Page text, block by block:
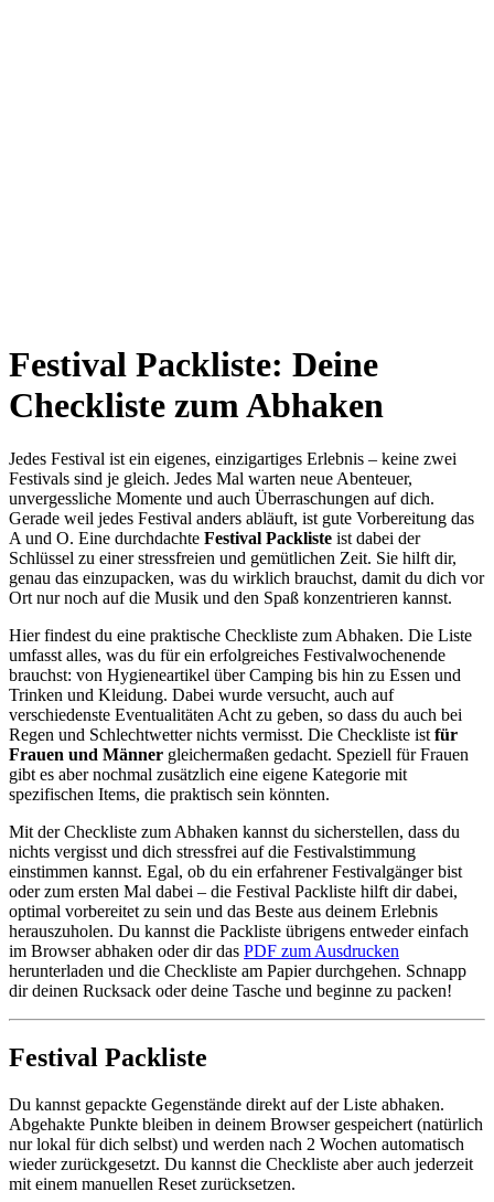
Festival Packliste: Deine
Checkliste zum Abhaken
Jedes Festival ist ein eigenes, einzigartiges Erlebnis – keine zwei
Festivals sind je gleich. Jedes Mal warten neue Abenteuer,
unvergessliche Momente und auch Überraschungen auf dich.
Gerade weil jedes Festival anders abläuft, ist gute Vorbereitung das
A und O. Eine durchdachte Festival Packliste ist dabei der
Schlüssel zu einer stressfreien und gemütlichen Zeit. Sie hilft dir,
genau das einzupacken, was du wirklich brauchst, damit du dich vor
Ort nur noch auf die Musik und den Spaß konzentrieren kannst.
Hier findest du eine praktische Checkliste zum Abhaken. Die Liste
umfasst alles, was du für ein erfolgreiches Festivalwochenende
brauchst: von Hygieneartikel über Camping bis hin zu Essen und
Trinken und Kleidung. Dabei wurde versucht, auch auf
verschiedenste Eventualitäten Acht zu geben, so dass du auch bei
Regen und Schlechtwetter nichts vermisst. Die Checkliste ist für
Frauen und Männer gleichermaßen gedacht. Speziell für Frauen
gibt es aber nochmal zusätzlich eine eigene Kategorie mit
spezifischen Items, die praktisch sein könnten.
Mit der Checkliste zum Abhaken kannst du sicherstellen, dass du
nichts vergisst und dich stressfrei auf die Festivalstimmung
einstimmen kannst. Egal, ob du ein erfahrener Festivalgänger bist
oder zum ersten Mal dabei – die Festival Packliste hilft dir dabei,
optimal vorbereitet zu sein und das Beste aus deinem Erlebnis
herauszuholen. Du kannst die Packliste übrigens entweder einfach
im Browser abhaken oder dir das PDF zum Ausdrucken
herunterladen und die Checkliste am Papier durchgehen. Schnapp
dir deinen Rucksack oder deine Tasche und beginne zu packen!
Festival Packliste
Du kannst gepackte Gegenstände direkt auf der Liste abhaken.
Abgehakte Punkte bleiben in deinem Browser gespeichert (natürlich
nur lokal für dich selbst) und werden nach 2 Wochen automatisch
wieder zurückgesetzt. Du kannst die Checkliste aber auch jederzeit
mit einem manuellen Reset zurücksetzen.